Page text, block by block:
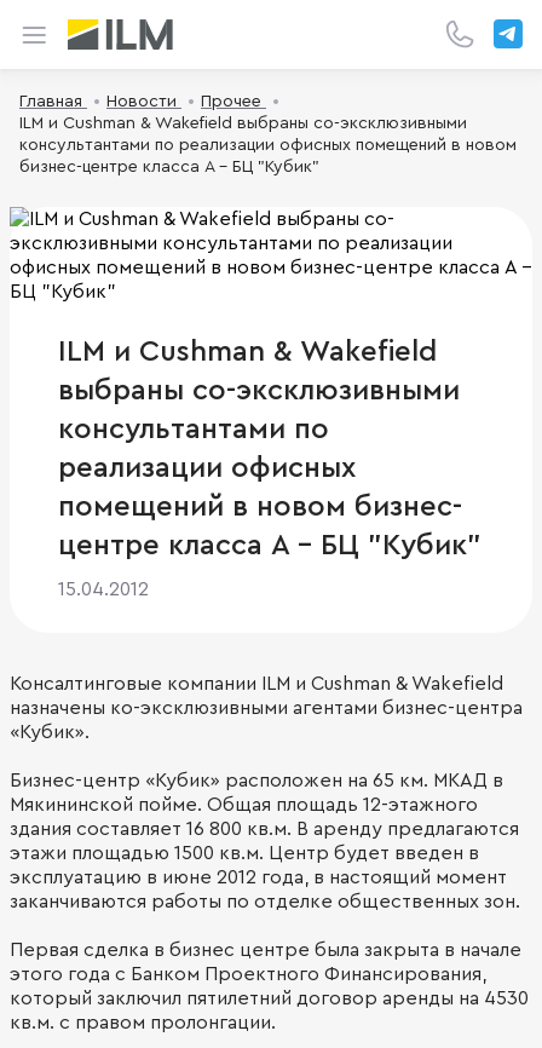
Главная Новости
Прочее
ILM и Cushman & Wakefield выбраны co-эксклюзивными
консультантами по реализации офисных помещений в новом
бизнес-центре класса А - БЦ "Кубик"
ILM и Cushman & Wakefield
выбраны co-эксклюзивными
консультантами по
реализации офисных
помещений в новом бизнес-
центре класса А - БЦ "Кубик"
15.04.2012
Консалтинговые компании ILM и Cushman & Wakefield
назначены ко-эксклюзивными агентами бизнес-центра
«Кубик».
Бизнес-центр «Кубик» расположен на 65 км. МКАД в
Мякининской пойме. Общая площадь 12-этажного
здания составляет 16 800 кв.м. В аренду предлагаются
этажи площадью 1500 кв.м. Центр будет введен в
эксплуатацию в июне 2012 года, в настоящий момент
заканчиваются работы по отделке общественных зон.
Первая сделка в бизнес центре была закрыта в начале
этого года с Банком Проектного Финансирования,
который заключил пятилетний договор аренды на 4530
кв.м. с правом пролонгации.